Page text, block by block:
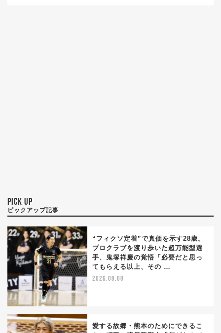
PICK UP
ピックアップ記事
“フィクソ定着”で真価を示す28歳。
プロクラブを渡り歩いた超万能型選
手、鬼塚祥慶の覚悟「必要だと思っ
てもらえる以上、その …
2026.08.08
愛する故郷・熊本のためにできるこ